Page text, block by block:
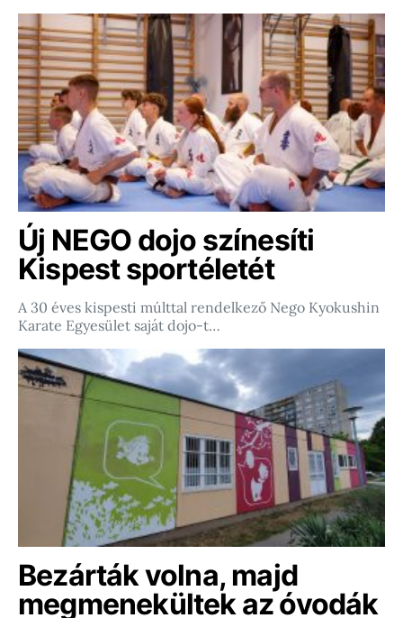
Új NEGO dojo színesíti
Kispest sportéletét
A 30 éves kispesti múlttal rendelkező Nego Kyokushin
Karate Egyesület saját dojo-t…
Bezárták volna, majd
megmenekültek az óvodák